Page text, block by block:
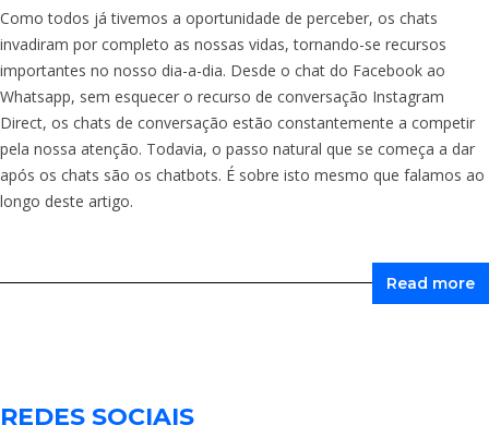
Como todos já tivemos a oportunidade de perceber, os chats
invadiram por completo as nossas vidas, tornando-se recursos
importantes no nosso dia-a-dia. Desde o chat do Facebook ao
Whatsapp, sem esquecer o recurso de conversação Instagram
Direct, os chats de conversação estão constantemente a competir
pela nossa atenção. Todavia, o passo natural que se começa a dar
após os chats são os chatbots. É sobre isto mesmo que falamos ao
longo deste artigo.
Read more
REDES SOCIAIS